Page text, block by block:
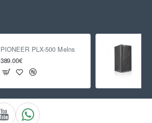
PIONEER PLX-500 Melns
389.00€